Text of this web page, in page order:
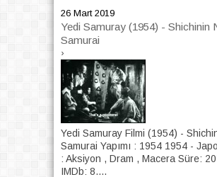
26 Mart 2019
Yedi Samuray (1954) - Shichinin
Samurai
›
Yedi Samuray Filmi (1954) -
Samurai Yapımı : 1954 1954 -
: Aksiyon , Dram , Macera Süre:
IMDb: 8....